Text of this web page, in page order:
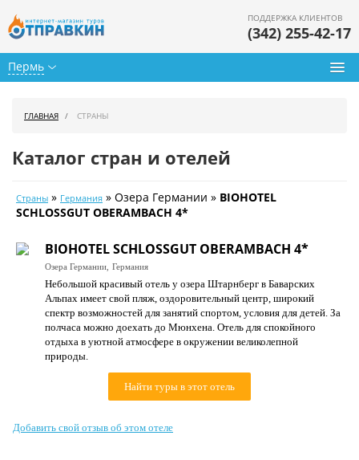
Пермь
ПОДДЕРЖКА КЛИЕНТОВ
(342) 255-42-17
Календарь туров
Цены дня
Страны
Как купить
О нас
ГЛАВНАЯ СТРАНЫ
Каталог стран и отелей
Страны » Германия » Озера Германии » BIOHOTEL
SCHLOSSGUT OBERAMBACH 4*
BIOHOTEL SCHLOSSGUT OBERAMBACH 4*
Озера Германии, Германия
Небольшой красивый отель у озера Штарнберг в Баварских
Альпах имеет свой пляж, оздоровительный центр, широкий
спектр возможностей для занятий спортом, условия для детей. За
полчаса можно доехать до Мюнхена. Отель для спокойного
отдыха в уютной атмосфере в окружении великолепной
природы.
Найти туры в этот отель
Добавить свой отзыв об этом отеле